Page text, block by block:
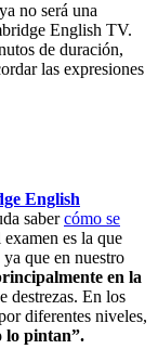
no será una
English TV.
de duración,
las expresiones
English
sabercómo se
examen es la que
que en nuestro
en la
destrezas. En los
diferentes niveles,
lo pintan”.